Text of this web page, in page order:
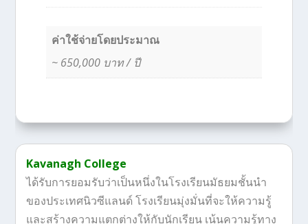
ค่าใช้จ่ายโดยประมาณ
~ 650,000 บาท / ปี
Kavanagh College
ได้รับการยอมรับว่าเป็นหนึ่งในโรงเรียนมัธยมชั้นนำ
ของประเทศนิวซีแลนด์ โรงเรียนมุ่งมั่นที่จะให้ความรู้
และสร้างความแตกต่างให้กับนักเรียน เน้นความรู้ทาง